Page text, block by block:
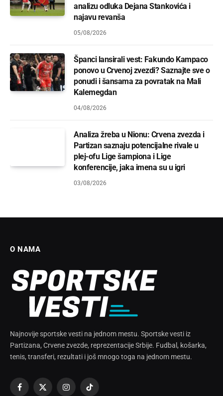
analizu odluka Dejana Stankovića i
najavu revanša
05/08/2026
Španci lansirali vest: Fakundo Kampaco
ponovo u Crvenoj zvezdi? Saznajte sve o
ponudi i šansama za povratak na Mali
Kalemegdan
04/08/2026
Analiza žreba u Nionu: Crvena zvezda i
Partizan saznaju potencijalne rivale u
plej-ofu Lige šampiona i Lige
konferencije, jaka imena su u igri
03/08/2026
O NAMA
Najnovije sportske vesti na jednom mestu. Sportske vesti iz
Partizana, Crvene zvezde, reprezentacije Srbije. Fudbal, košarka,
tenis, transferi, rezultati i još mnogo toga na jednom mestu.
Facebook
X
InstagramTikTok